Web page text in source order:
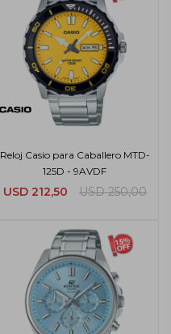
Reloj Casio para Caballero MTD-
125D - 9AVDF
USD 212,50 USD 250,00